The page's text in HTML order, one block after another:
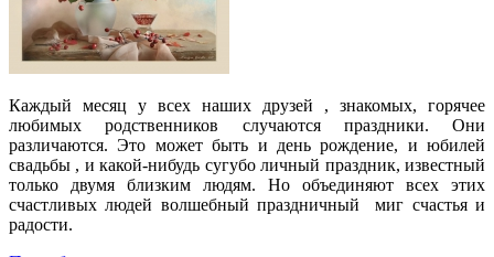
Каждый месяц у всех наших друзей , знакомых, горячее
любимых родственников случаются праздники. Они
различаются. Это может быть и день рождение, и юбилей
свадьбы , и какой-нибудь сугубо личный праздник, известный
только двумя близким людям. Но объединяют всех этих
счастливых людей волшебный праздничный миг счастья и
радости.